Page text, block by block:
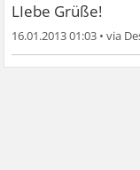
LIebe Grüße!
16.01.2013 01:03 •